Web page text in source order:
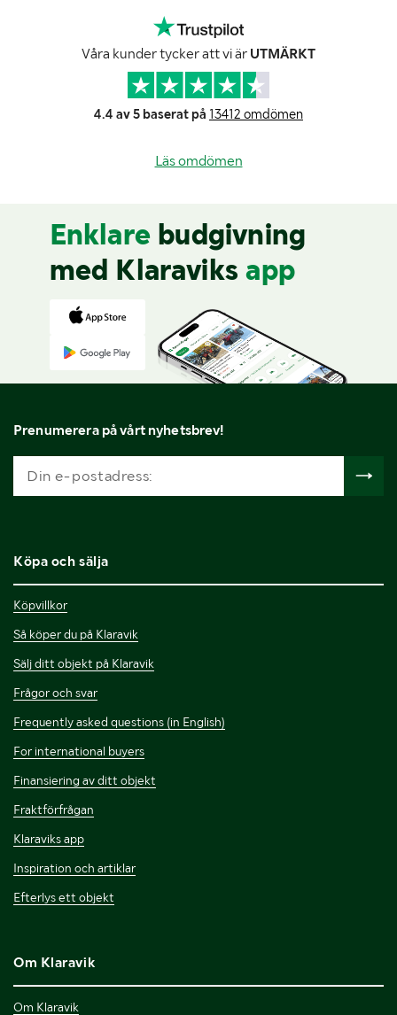
Våra kunder tycker att vi är UTMÄRKT
4.4 av 5 baserat på 13412 omdömen
Läs omdömen
Enklare budgivning
med Klaraviks app
Prenumerera på vårt nyhetsbrev!
Köpa och sälja
Köpvillkor
Så köper du på Klaravik
Sälj ditt objekt på Klaravik
Frågor och svar
Frequently asked questions (in English)
For international buyers
Finansiering av ditt objekt
Fraktförfrågan
Klaraviks app
Inspiration och artiklar
Efterlys ett objekt
Om Klaravik
Om Klaravik